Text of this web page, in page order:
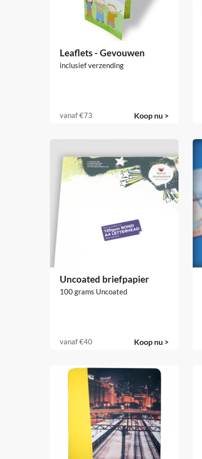
Leaflets - Gevouwen
inclusief verzending
vanaf€73 Koop nu >
Uncoated briefpapier
100 grams Uncoated
vanaf€40 Koop nu >